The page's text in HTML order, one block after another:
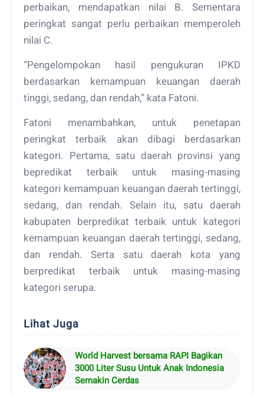
perbaikan, mendapatkan nilai B. Sementara
peringkat sangat perlu perbaikan memperoleh
nilai C.
“Pengelompokan hasil pengukuran IPKD
berdasarkan kemampuan keuangan daerah
tinggi, sedang, dan rendah,” kata Fatoni.
Fatoni menambahkan, untuk penetapan
peringkat terbaik akan dibagi berdasarkan
kategori. Pertama, satu daerah provinsi yang
bepredikat terbaik untuk masing-masing
kategori kemampuan keuangan daerah tertinggi,
sedang, dan rendah. Selain itu, satu daerah
kabupaten berpredikat terbaik untuk kategori
kemampuan keuangan daerah tertinggi, sedang,
dan rendah. Serta satu daerah kota yang
berpredikat terbaik untuk masing-masing
kategori serupa.
Lihat Juga
World Harvest bersama RAPI Bagikan
3000 Liter Susu Untuk Anak Indonesia
Semakin Cerdas